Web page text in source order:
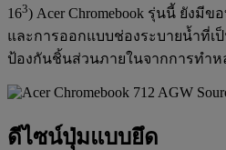
163) Acer Chromebook รุ่นนี้ ยังมี
และการออกแบบช่องระบายน้ำที่เ
ป้องกันชิ้นส่วนภายในจากการทำ
ดีไซน์ปุ่มแบบยึด